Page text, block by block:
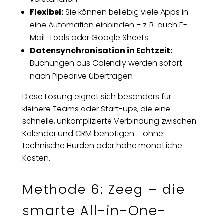
Flexibel:Sie können beliebig viele Apps in
eine Automation einbinden – z. B. auch E-
Mail-Tools oder Google Sheets
Datensynchronisation in Echtzeit:
Buchungen aus Calendly werden sofort
nach Pipedrive übertragen
Diese Lösung eignet sich besonders für
kleinere Teams oder Start-ups, die eine
schnelle, unkomplizierte Verbindung zwischen
Kalender und CRM benötigen – ohne
technische Hürden oder hohe monatliche
Kosten.
Methode 6: Zeeg – die
smarte All-in-One-